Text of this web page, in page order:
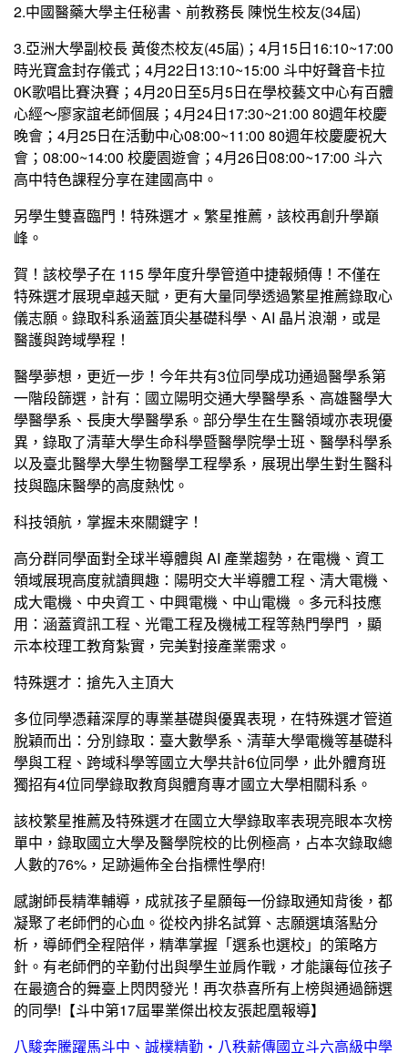
2.中國醫藥大學主任秘書、前教務長 陳悦生校友(34屆)
3.亞洲大學副校長 黃俊杰校友(45届)；4月15日16:10~17:00
時光寶盒封存儀式；4月22日13:10~15:00 斗中好聲音卡拉
0K歌唱比賽決賽；4月20日至5月5日在學校藝文中心有百體
心經〜廖家誼老師個展；4月24日17:30~21:00 80週年校慶
晚會；4月25日在活動中心08:00~11:00 80週年校慶慶祝大
會；08:00~14:00 校慶園遊會；4月26日08:00~17:00 斗六
高中特色課程分享在建國高中。
另學生雙喜臨門！特殊選才 × 繁星推薦，該校再創升學巔
峰。
賀！該校學子在 115 學年度升學管道中捷報頻傳！不僅在
特殊選才展現卓越天賦，更有大量同學透過繁星推薦錄取心
儀志願。錄取科系涵蓋頂尖基礎科學、AI 晶片浪潮，或是
醫護與跨域學程！
醫學夢想，更近一步！今年共有3位同學成功通過醫學系第
一階段篩選，計有：國立陽明交通大學醫學系、高雄醫學大
學醫學系、長庚大學醫學系。部分學生在生醫領域亦表現優
異，錄取了清華大學生命科學暨醫學院學士班、醫學科學系
以及臺北醫學大學生物醫學工程學系，展現出學生對生醫科
技與臨床醫學的高度熱忱。
科技領航，掌握未來關鍵字！
高分群同學面對全球半導體與 AI 產業趨勢，在電機、資工
領域展現高度就讀興趣：陽明交大半導體工程、清大電機、
成大電機、中央資工、中興電機、中山電機 。多元科技應
用：涵蓋資訊工程、光電工程及機械工程等熱門學門 ，顯
示本校理工教育紮實，完美對接產業需求。
特殊選才：搶先入主頂大
多位同學憑藉深厚的專業基礎與優異表現，在特殊選才管道
脫穎而出：分別錄取：臺大數學系、清華大學電機等基礎科
學與工程、跨域科學等國立大學共計6位同學，此外體育班
獨招有4位同學錄取教育與體育專才國立大學相關科系。
該校繁星推薦及特殊選才在國立大學錄取率表現亮眼本次榜
單中，錄取國立大學及醫學院校的比例極高，占本次錄取總
人數的76%，足跡遍佈全台指標性學府!
感謝師長精準輔導，成就孩子星願每一份錄取通知背後，都
凝聚了老師們的心血。從校內排名試算、志願選填落點分
析，導師們全程陪伴，精準掌握「選系也選校」的策略方
針。有老師們的辛勤付出與學生並肩作戰，才能讓每位孩子
在最適合的舞臺上閃閃發光！再次恭喜所有上榜與通過篩選
的同學!【斗中第17屆畢業傑出校友張起凰報導】
八駿奔騰躍馬斗中、誠樸精勤・八秩薪傳國立斗六高級中學